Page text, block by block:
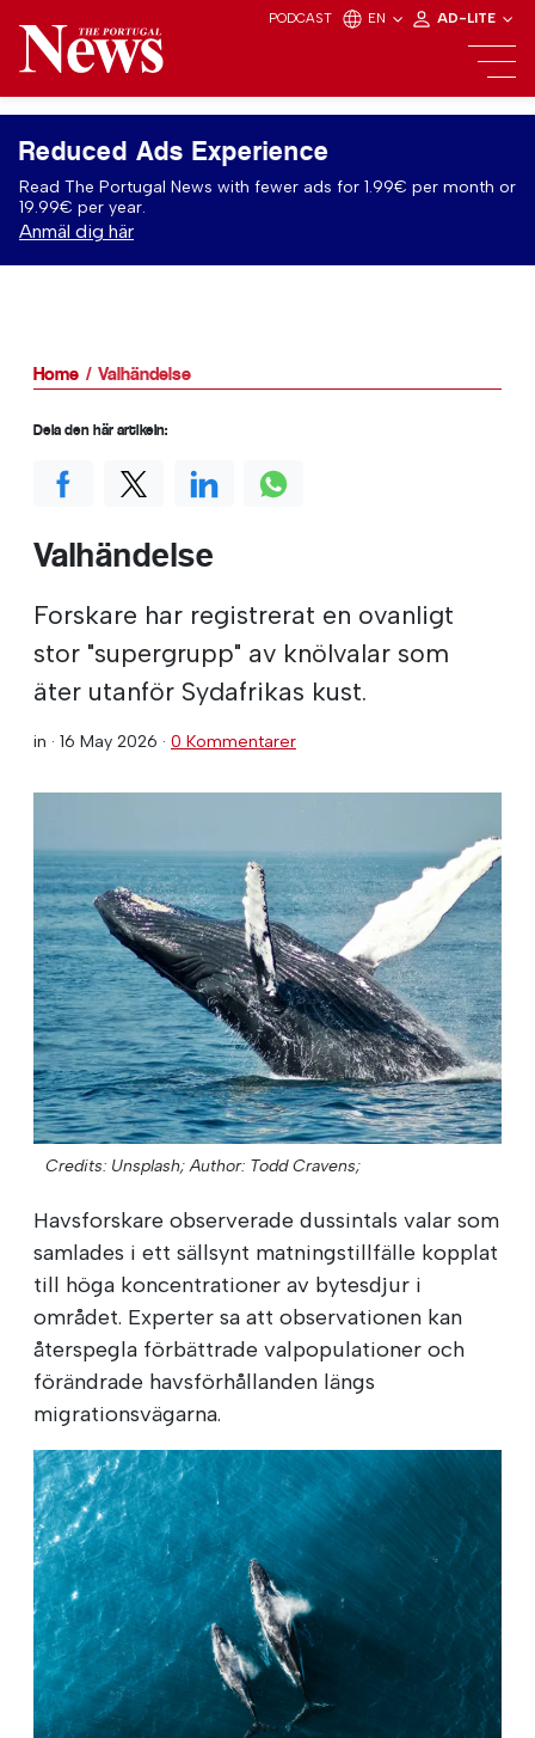
PODCAST EN AD-LITE
Reduced Ads Experience
Read The Portugal News with fewer ads for 1.99€ per month or
19.99€ per year.
Anmäl dig här
Home Valhändelse
Valhändelse
Forskare har registrerat en ovanligt
stor "supergrupp" av knölvalar som
äter utanför Sydafrikas kust.
in · 16 May 2026 · 0 Kommentarer
Credits: Unsplash; Author: Todd Cravens;
Havsforskare observerade dussintals valar som
samlades i ett sällsynt matningstillfälle kopplat
till höga koncentrationer av bytesdjur i
området. Experter sa att observationen kan
återspegla förbättrade valpopulationer och
förändrade havsförhållanden längs
migrationsvägarna.
Dela den här artikeln: